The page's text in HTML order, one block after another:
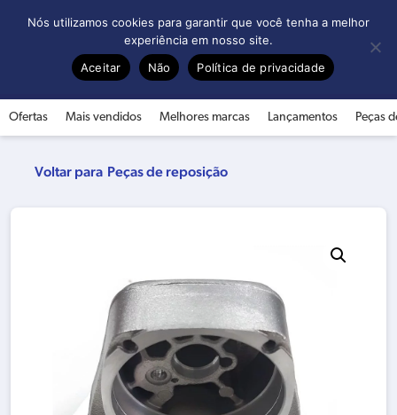
Ofertas Mais vendidos Melhores marcas Lançamentos Peças
Peças de reposição
Nós utilizamos cookies para garantir que você tenha a melhor
experiência em nosso site.
Aceitar
Não Política de privacidade